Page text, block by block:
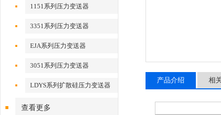
1151系列压力变送器
3351系列压力变送器
EJA系列压力变送器
3051系列压力变送器
LDYS系列扩散硅压力变送器
查看更多
产品介绍 相